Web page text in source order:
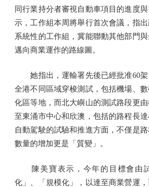
同行業持分者審視自動車項目的進度
示，工作組本周將舉行首次會議，指
系統性的工作組，冀能聯動其他部門
邁向商業運作的路線圖。
她指出，運輸署先後已經批准60架
全港不同區域穿梭測試，包括機場、
化區等地，而北大嶼山的測試路段更
至東涌市中心和欣澳，包括的路程長
自動駕駛的試驗和推進方面，不僅是路
數量的增加更是「質變」。
陳美寶表示，今年的目標會由試
化」、「規模化」，以達至商業營運